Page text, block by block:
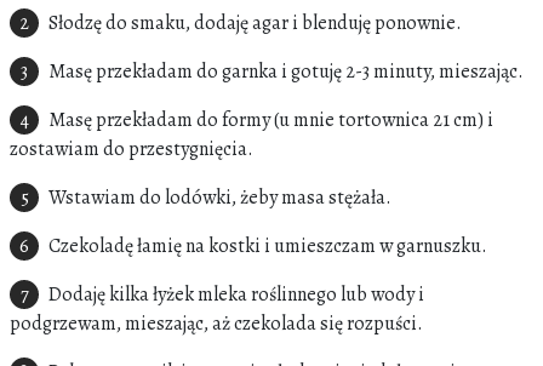
Słodzę do smaku, dodaję agar i blenduję ponownie.
Masę przekładam do garnka i gotuję 2-3 minuty, mieszając.
Masę przekładam do formy (u mnie tortownica 21 cm) i
zostawiam do przestygnięcia.
Wstawiam do lodówki, żeby masa stężała.
Czekoladę łamię na kostki i umieszczam w garnuszku.
Dodaję kilka łyżek mleka roślinnego lub wody i
podgrzewam, mieszając, aż czekolada się rozpuści.